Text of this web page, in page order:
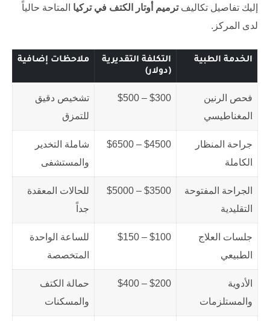
إليك تفاصيل تكاليفترميم أوتار الكتف في تركيا المتاحة حالياً
لدى المركز.
الخدمة الطبية
التكلفة التقديرية
(دولار)
ملاحظات إضافية
فحص الرنين
المغناطيسي
$300 – $500
تشخيص دقيق
للتمزق
جراحة المنظار
الكاملة
$4500 – $6500
شاملة التخدير
والمستشفى
الجراحة المفتوحة
التقليدية
$3500 – $5000
للحالات المعقدة
جداً
جلسات العلاج
الطبيعي
$100 – $150
للساعة الواحدة
المتخصصة
الأدوية
والمستلزمات
$200 – $400
حمالة الكتف
والمسكنات